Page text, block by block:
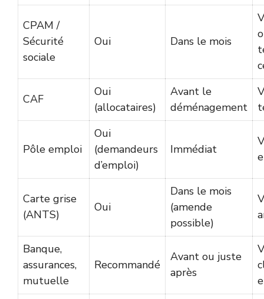
CPAM /
Sécurité
sociale
Oui Dans le mois
CAF
Oui
(allocataires)
Avant le
déménagement
Pôle emploi
Oui
(demandeurs
d’emploi)
Immédiat
Carte grise
(ANTS)
Oui
Dans le mois
(amende
possible)
Banque,
assurances,
mutuelle
Recommandé
Avant ou juste
après